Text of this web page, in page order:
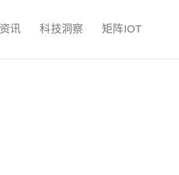
,计算,AI,人工智能,
讯 科技洞察 矩阵IOT